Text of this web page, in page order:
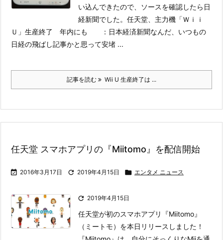
い込んできたので、ソースを確認したら日
経新聞でした。任天堂、主力機「Ｗｉｉ
Ｕ」生産終了 年内にも ：日本経済新聞なんだ、いつもの
日経の飛ばし記事かと思って安堵 ...
記事を読む Wii U 生産終了は ...
任天堂 スマホアプリの『Miitomo』を配信開始
 2016年3月17日  2019年4月15日  エンタメ ニュース
 2019年4月15日
任天堂が初のスマホアプリ『Miitomo』
（ミートモ）を本日リリースしました！